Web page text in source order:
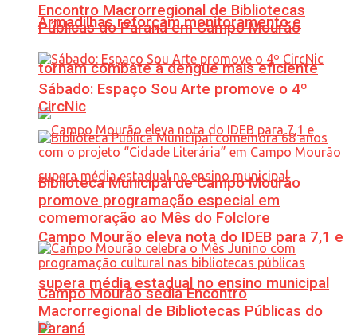
Armadilhas reforçam monitoramento e
tornam combate à dengue mais eficiente
Campo Mourão eleva nota do IDEB para 7,1 e
supera média estadual no ensino municipal
Encontro Macrorregional de Bibliotecas
Públicas do Paraná em Campo Mourão
Sábado: Espaço Sou Arte promove o 4º
CircNic
Biblioteca Municipal de Campo Mourão
promove programação especial em
comemoração ao Mês do Folclore
Campo Mourão sedia Encontro
Macrorregional de Bibliotecas Públicas do
Paraná